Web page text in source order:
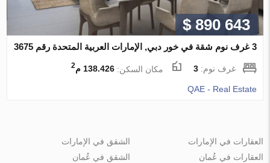
$ 890 643
3 غرف نوم شقة في خور دبي, الإمارات العربية المتحدة رقم 3675
غرف نوم:3 مكان السكن:138.426 م 2
QAE - Real Estate
العقارات في الإمارات
العقارات في عُمان
الشقق في الإمارات
الشقق في عُمان